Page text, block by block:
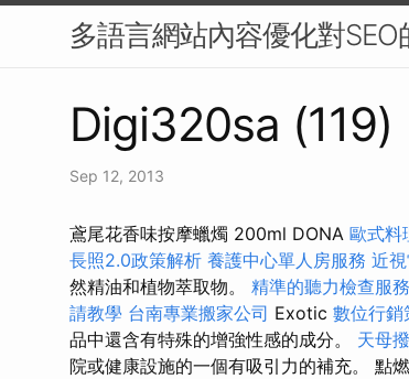
多語言網站內容優化對SEO
Digi320sa (119)
Sep 12, 2013
鳶尾花香味按摩蠟燭 200ml DONA 歐式料
長照2.0政策解析 養護中心單人房服務 近
然精油和植物萃取物。 精準的聽力檢查服務
請教學 台南專業搬家公司 Exotic 數位行銷
品中還含有特殊的增強性感的成分。 天母
院或健康設施的一個有吸引力的補充。 點